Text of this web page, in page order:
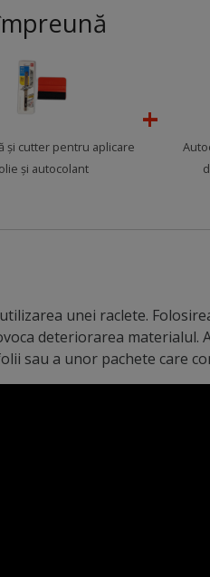
şi cutter pentru aplicare
şi autocolant
unei raclete.
deteriorarea materialul.
sau a unor pachete care